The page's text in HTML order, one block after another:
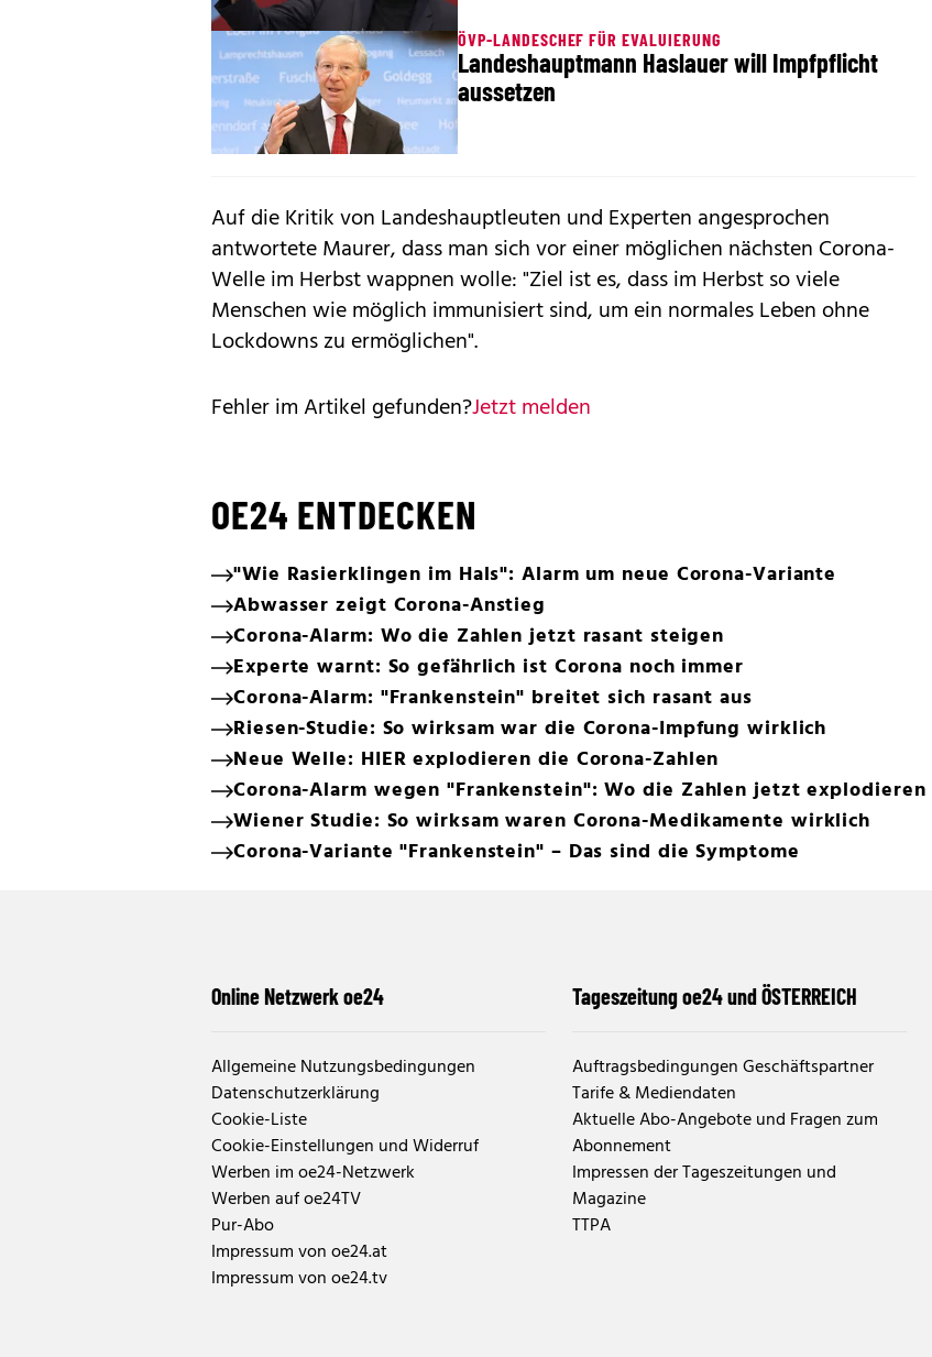
ÖVP-LANDESCHEF FÜR EVALUIERUNG
Landeshauptmann Haslauer will Impfpflicht
aussetzen
Auf die Kritik von Landeshauptleuten und Experten angesprochen
antwortete Maurer, dass man sich vor einer möglichen nächsten Corona-
Welle im Herbst wappnen wolle: "Ziel ist es, dass im Herbst so viele
Menschen wie möglich immunisiert sind, um ein normales Leben ohne
Lockdowns zu ermöglichen".
Fehler im Artikel gefunden?Jetzt melden
OE24 ENTDECKEN
"Wie Rasierklingen im Hals": Alarm um neue Corona-Variante
Abwasser zeigt Corona-Anstieg
Corona-Alarm: Wo die Zahlen jetzt rasant steigen
Experte warnt: So gefährlich ist Corona noch immer
Corona-Alarm: "Frankenstein" breitet sich rasant aus
Riesen-Studie: So wirksam war die Corona-Impfung wirklich
Neue Welle: HIER explodieren die Corona-Zahlen
Corona-Alarm wegen "Frankenstein": Wo die Zahlen jetzt explodieren
Wiener Studie: So wirksam waren Corona-Medikamente wirklich
Corona-Variante "Frankenstein" – Das sind die Symptome
Online Netzwerk oe24
Allgemeine Nutzungsbedingungen
Datenschutzerklärung
Cookie-Liste
Cookie-Einstellungen und Widerruf
Werben im oe24-Netzwerk
Werben auf oe24TV
Pur-Abo
Impressum von oe24.at
Impressum von oe24.tv
Tageszeitung oe24 und ÖSTERREICH
Auftragsbedingungen Geschäftspartner
Tarife & Mediendaten
Aktuelle Abo-Angebote und Fragen zum
Abonnement
Impressen der Tageszeitungen und
Magazine
TTPA